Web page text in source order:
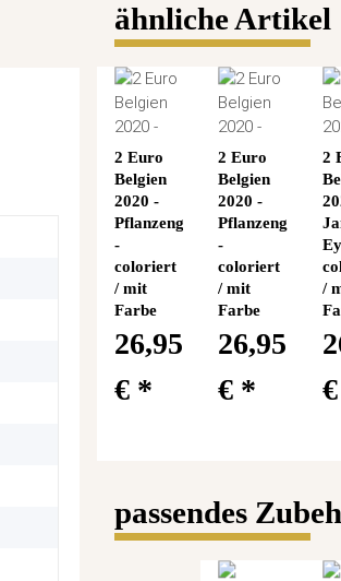
ähnliche Artikel
2 Euro
Belgien
2020 -
Pflanzengesundheit
-
coloriert
/ mit
Farbe
26,95
€ *
2 Euro
Belgien
2020 -
-
coloriert
/ mit
Farbe
26,95
€ *
2
/
€
passendes